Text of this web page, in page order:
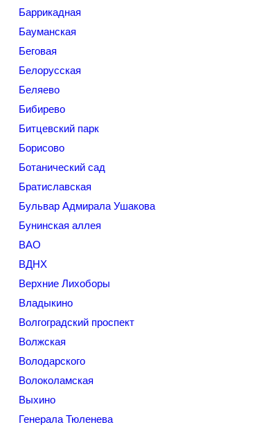
Баррикадная
Бауманская
Беговая
Белорусская
Беляево
Бибирево
Битцевский парк
Борисово
Ботанический сад
Братиславская
Бульвар Адмирала Ушакова
Бунинская аллея
ВАО
ВДНХ
Верхние Лихоборы
Владыкино
Волгоградский проспект
Волжская
Володарского
Волоколамская
Выхино
Генерала Тюленева